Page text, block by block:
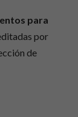
para
por
de